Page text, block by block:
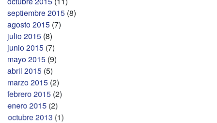
septiembre 2015 (8)
agosto 2015 (7)
julio 2015 (8)
junio 2015 (7)
mayo 2015 (9)
abril 2015 (5)
marzo 2015 (2)
febrero 2015 (2)
enero 2015 (2)
octubre 2013 (1)